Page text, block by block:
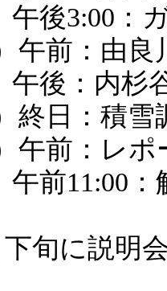
ガイダ
午前：由良
杉谷自
終日：積雪
午前：レポ
：解
旬に説明